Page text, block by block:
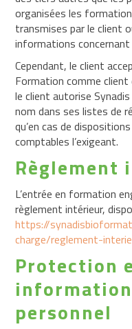
organisées les
transmises par le client
informations concernant
Cependant, le client
Formation comme
le client autorise
nom dans ses listes de
qu’en cas de
comptables l’exigeant.
Règlement
L’entrée en formation
règlement intérieur,
https://
charge/reglement-
Protection
personnel